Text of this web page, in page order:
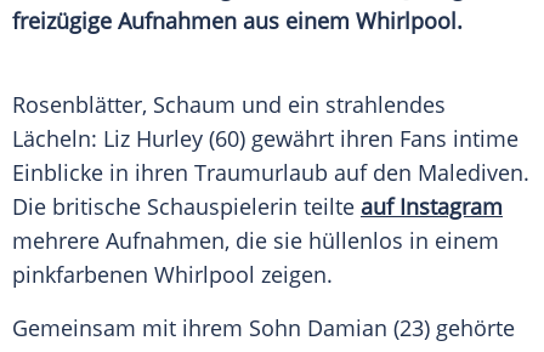
freizügige Aufnahmen aus einem Whirlpool.
Rosenblätter, Schaum und ein strahlendes
Lächeln: Liz Hurley (60) gewährt ihren Fans intime
Einblicke in ihren Traumurlaub auf den Malediven.
Die britische Schauspielerin teilte auf Instagram
mehrere Aufnahmen, die sie hüllenlos in einem
pinkfarbenen Whirlpool zeigen.
Gemeinsam mit ihrem Sohn Damian (23) gehörte